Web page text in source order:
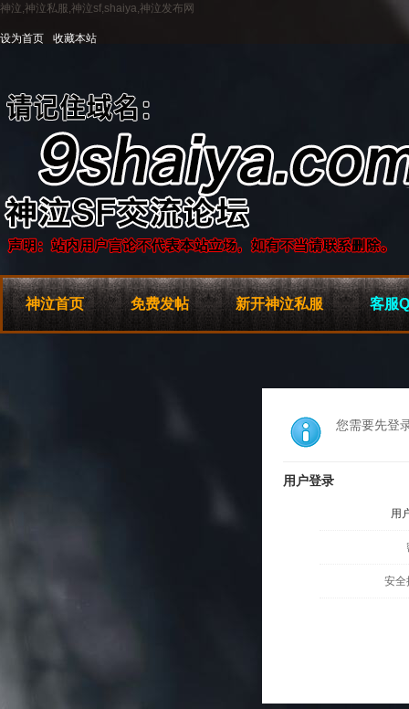
神泣,神泣私服,神泣sf,shaiya,神泣发布网
设为首页 收藏本站
神泣首页 免费发帖 新开神泣私服 客服
您需要先登
用户登录
用
安全